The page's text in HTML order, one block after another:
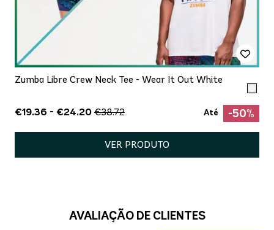
Zumba Libre Crew Neck Tee - Wear It Out White
€19.36 - €24.20 €38.72 Até -50%
VER PRODUTO
AVALIAÇÃO DE CLIENTES